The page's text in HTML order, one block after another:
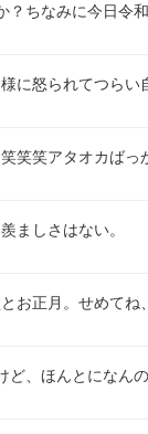
ちなみに今日令
に怒られてつらい
笑笑アタオカば
ましさはない。
お正月。せめてね
、ほんとになん